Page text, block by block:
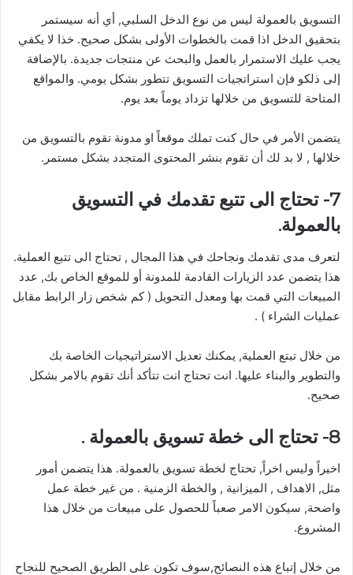
التسويق بالعمولة ليس من نوع الدخل السلبي, أي أنه سيستمر
بتحقيق الدخل اذا قمت بالخطوات الأولى بشكل صحيح. خذا لا يكفي
يجب عليك الاستمرار بالعمل والبحث عن منتجات جديدة. بالإضافة
إلى ذلكو فإن استراتجيات التسويق تتطور بشكل يومي. والمواقع
المتاحة للتسويق من خلالها تزداد يوماً بعد يوم.
يتضمن الأمر في حال كنت تملك موقعاً او مدونة تقوم بالتسويق من
خلالها , لا بد لك أن تقوم بنشر المحتوى المتجدد بشكل مستمر.
7- تحتاج الى تتبع تقدمك في التسويق
بالعمولة.
لتعرف مدى تقدمك ونجاحك في هذا المجال , تحتاج الى تتبع العملية.
هذا يتضمن عدد الزيارات القادمة للمدونة أو للموقع الخاص بك, عدد
المبيعات التي قمت بها ومعدل التحويل ( كم شخص زار الرابط مقابل
عمليات الشراء ) .
من خلال تبتع العملية, يمكنك تعديل الاستراتيجيات الخاصة بك
والتطوير والبناء عليها. انت تحتاج انت تتأكد أنك تقوم بالامر بشكل
صحيح.
8- تحتاج الى خطة تسويق بالعمولة .
اخيراً وليس اخراً, تحتاج لخطة تسويق بالعمولة. هذا يتضمن أمور
مثل, الاهداف , الميزانية , والخطة الزمنية . من غير خطة عمل
واضحة, سيكون الامر صعباً للحصول على مبيعات من خلال هذا
المشروع.
من خلال إتباع هذه النصائح,سوف تكون على الطريق الصحيح للنجاح